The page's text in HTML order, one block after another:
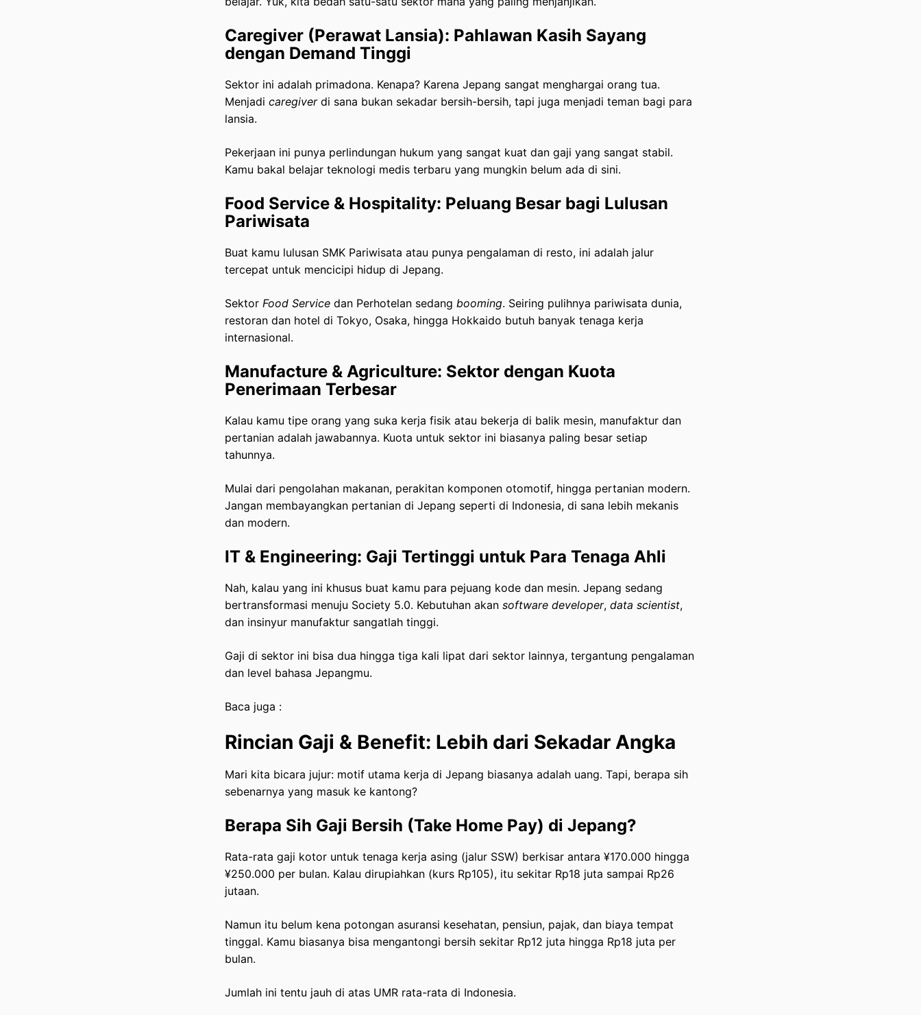
Caregiver (Perawat Lansia): Pahlawan Kasih Sayang
dengan Demand Tinggi
Sektor ini adalah primadona. Kenapa? Karena Jepang sangat menghargai orang tua.
Menjadi caregiverdi sana bukan sekadar bersih-bersih, tapi juga menjadi teman bagi para
lansia.
Pekerjaan ini punya perlindungan hukum yang sangat kuat dan gaji yang sangat stabil.
Kamu bakal belajar teknologi medis terbaru yang mungkin belum ada di sini.
Food Service & Hospitality: Peluang Besar bagi Lulusan
Pariwisata
Buat kamu lulusan SMK Pariwisata atau punya pengalaman di resto, ini adalah jalur
tercepat untuk mencicipi hidup di Jepang.
Sektor Food Service dan Perhotelan sedang booming. Seiring pulihnya pariwisata dunia,
restoran dan hotel di Tokyo, Osaka, hingga Hokkaido butuh banyak tenaga kerja
internasional.
Manufacture & Agriculture: Sektor dengan Kuota
Penerimaan Terbesar
Kalau kamu tipe orang yang suka kerja fisik atau bekerja di balik mesin, manufaktur dan
pertanian adalah jawabannya. Kuota untuk sektor ini biasanya paling besar setiap
tahunnya.
Mulai dari pengolahan makanan, perakitan komponen otomotif, hingga pertanian modern.
Jangan membayangkan pertanian di Jepang seperti di Indonesia, di sana lebih mekanis
dan modern.
IT & Engineering: Gaji Tertinggi untuk Para Tenaga Ahli
Nah, kalau yang ini khusus buat kamu para pejuang kode dan mesin. Jepang sedang
bertransformasi menuju Society 5.0. Kebutuhan akan software developer, data scientist,
dan insinyur manufaktur sangatlah tinggi.
Gaji di sektor ini bisa dua hingga tiga kali lipat dari sektor lainnya, tergantung pengalaman
dan level bahasa Jepangmu.
Baca juga :
Rincian Gaji & Benefit: Lebih dari Sekadar Angka
Mari kita bicara jujur: motif utama kerja di Jepang biasanya adalah uang. Tapi, berapa sih
sebenarnya yang masuk ke kantong?
Berapa Sih Gaji Bersih (Take Home Pay) di Jepang?
Rata-rata gaji kotor untuk tenaga kerja asing (jalur SSW) berkisar antara ¥170.000 hingga
¥250.000 per bulan. Kalau dirupiahkan (kurs Rp105), itu sekitar Rp18 juta sampai Rp26
jutaan.
Namun itu belum kena potongan asuransi kesehatan, pensiun, pajak, dan biaya tempat
tinggal. Kamu biasanya bisa mengantongi bersih sekitar Rp12 juta hingga Rp18 juta per
bulan.
Jumlah ini tentu jauh di atas UMR rata-rata di Indonesia.